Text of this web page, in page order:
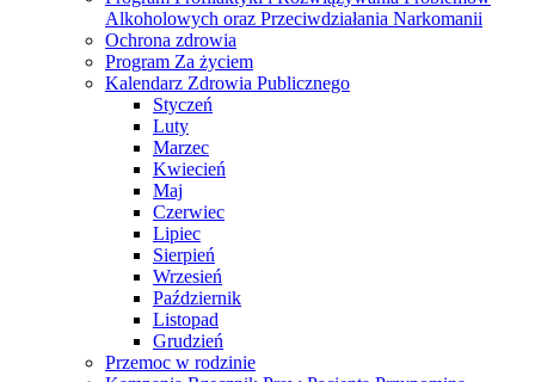
Alkoholowych oraz Przeciwdziałania Narkomanii
Ochrona zdrowia
Program Za życiem
Kalendarz Zdrowia Publicznego
Styczeń
Luty
Marzec
Kwiecień
Maj
Czerwiec
Lipiec
Sierpień
Wrzesień
Październik
Listopad
Grudzień
Przemoc w rodzinie